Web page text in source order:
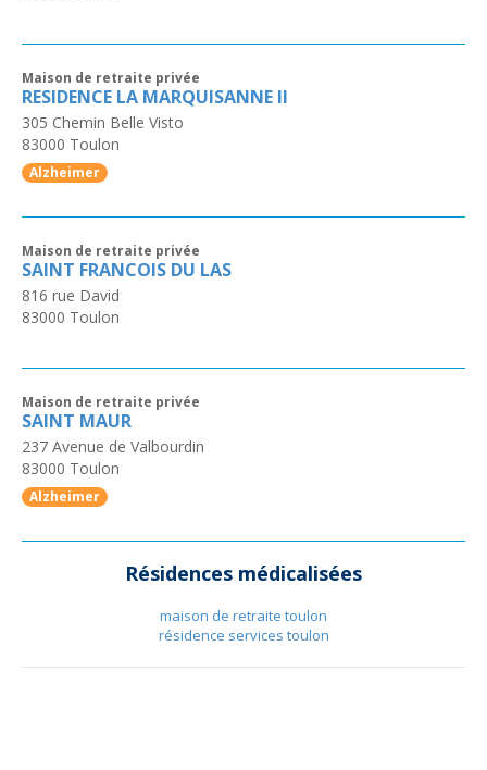
Maison de retraite privée
RESIDENCE LA MARQUISANNE II
305 Chemin Belle Visto
83000 Toulon
Alzheimer
Maison de retraite privée
SAINT FRANCOIS DU LAS
816 rue David
83000 Toulon
Maison de retraite privée
SAINT MAUR
237 Avenue de Valbourdin
83000 Toulon
Alzheimer
Résidences médicalisées
maison de retraite toulon
résidence services toulon